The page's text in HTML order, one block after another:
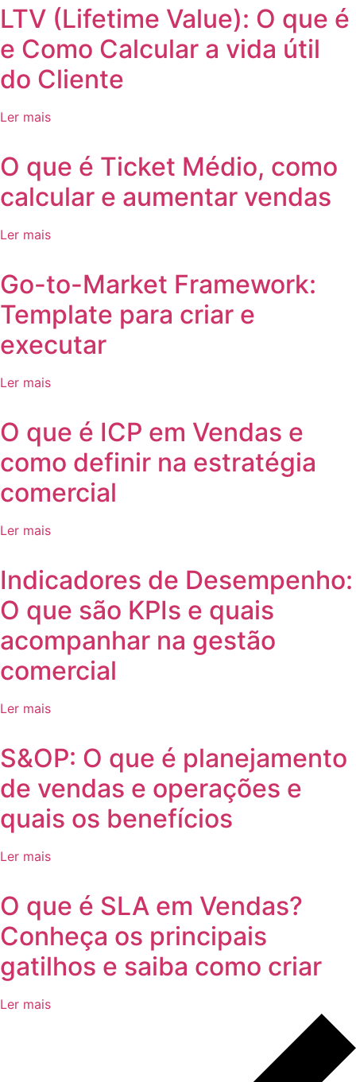
LTV (Lifetime Value): O que é
e Como Calcular a vida útil
do Cliente
Ler mais
O que é Ticket Médio, como
calcular e aumentar vendas
Ler mais
Go-to-Market Framework:
Template para criar e
executar
Ler mais
O que é ICP em Vendas e
como definir na estratégia
comercial
Ler mais
Indicadores de Desempenho:
O que são KPIs e quais
acompanhar na gestão
comercial
Ler mais
S&OP: O que é planejamento
de vendas e operações e
quais os benefícios
Ler mais
O que é SLA em Vendas?
Conheça os principais
gatilhos e saiba como criar
Ler mais